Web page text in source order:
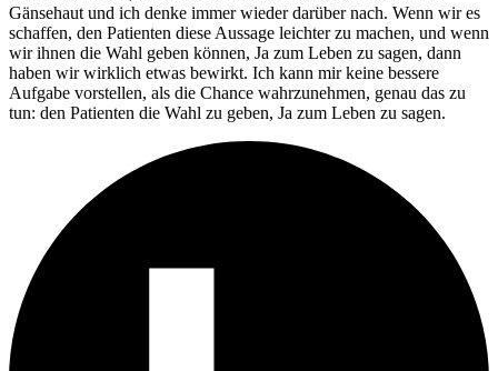
Gänsehaut und ich denke immer wieder darüber nach. Wenn wir es
schaffen, den Patienten diese Aussage leichter zu machen, und wenn
wir ihnen die Wahl geben können, Ja zum Leben zu sagen, dann
haben wir wirklich etwas bewirkt. Ich kann mir keine bessere
Aufgabe vorstellen, als die Chance wahrzunehmen, genau das zu
tun: den Patienten die Wahl zu geben, Ja zum Leben zu sagen.